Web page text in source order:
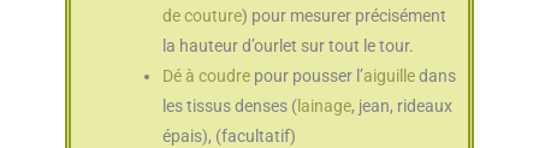
de couture) pour mesurer précisément
la hauteur d’ourlet sur tout le tour.
Dé à coudre pour pousser l’aiguilledans
les tissus denses ( lainage, jean, rideaux
épais), (facultatif)